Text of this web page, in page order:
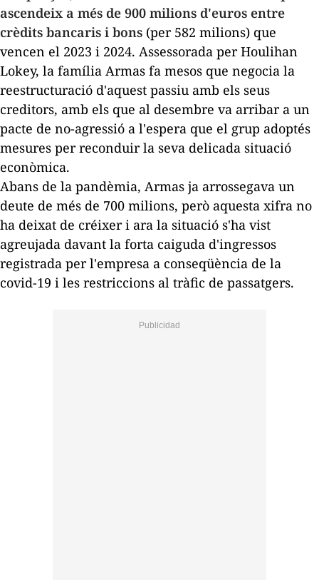
ascendeix a més de 900 milions d'euros entre
crèdits bancaris i bons (per 582 milions) que
vencen el 2023 i 2024. Assessorada perHoulihan
Lokey, la família Armas fa mesos que negocia la
reestructuració d'aquest passiu amb els seus
creditors, amb els que al desembre va arribar a un
pacte de no-agressió a l'espera que el grup adoptés
mesures per reconduir la seva delicada situació
econòmica.
Abans de la pandèmia, Armas ja arrossegava un
deute de més de 700 milions, però aquesta xifra no
ha deixat de créixer i ara la situació s'ha vist
agreujada davant la forta caiguda d'ingressos
registrada per l'empresa a conseqüència de la
covid-19 i les restriccions al tràfic de passatgers.